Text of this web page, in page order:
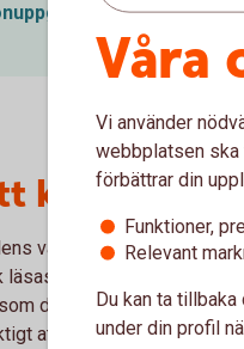
vanligaste sätt att
och/eller ändras av
det skickas helt öppet,
att du aldrig sänder
Våra
Vi använder
webbplatsen ska
förbättrar din
Funktioner,
Relevant
Du kan ta
under din profil